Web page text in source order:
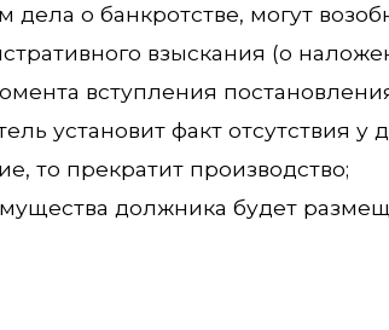
о банкротстве, могут
взыскания (о
вступления
установит факт отсутствия у
то прекратит производство;
должника будет